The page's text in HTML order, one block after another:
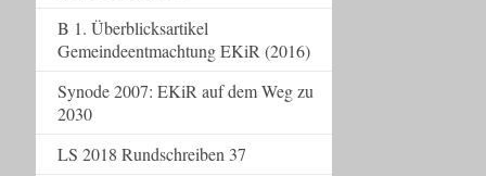
B 1. Überblicksartikel
Gemeindeentmachtung EKiR (2016)
Synode 2007: EKiR auf dem Weg zu
2030
LS 2018 Rundschreiben 37